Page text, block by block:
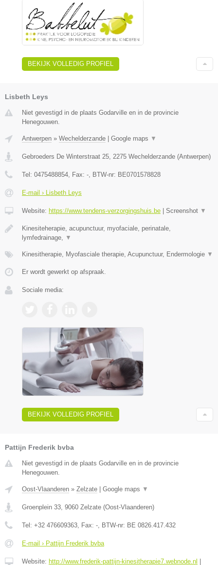
BEKIJK VOLLEDIG PROFIEL
Lisbeth Leys
Niet gevestigd in de plaats Godarville en in de provincie
Henegouwen.
Antwerpen » Wechelderzande | Google maps ▼
Gebroeders De Winterstraat 25 2275 Wechelderzande (Antwerpen)
Tel: 0475488854 , Fax: - , BTW-nr: BE0701578828
E-mail › Lisbeth Leys
Website: https://www.tendens-verzorgingshuis.be | Screenshot ▼
Kinesiteherapie, acupunctuur, myofaciale, perinatale,
lymfedrainage,
▼
Kinesitherapie, Myofasciale therapie, Acupunctuur, Endermologie ▼
Er wordt gewerkt op afspraak.
Sociale media:
BEKIJK VOLLEDIG PROFIEL
Pattijn Frederik bvba
Niet gevestigd in de plaats Godarville en in de provincie
Henegouwen.
Oost-Vlaanderen » Zelzate | Google maps ▼
Groenplein 33 9060 Zelzate (Oost-Vlaanderen)
Tel: +32 476609363 , Fax: - , BTW-nr: BE 0826.417.432
E-mail › Pattijn Frederik bvba
Website: http://www.frederik-pattijn-kinesitherapie7.webnode.nl |